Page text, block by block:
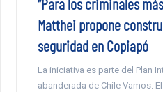
Matthei propone
seguridad en Copiapó
La iniciativa es parte del Plan
abanderada de Chile Vamos.